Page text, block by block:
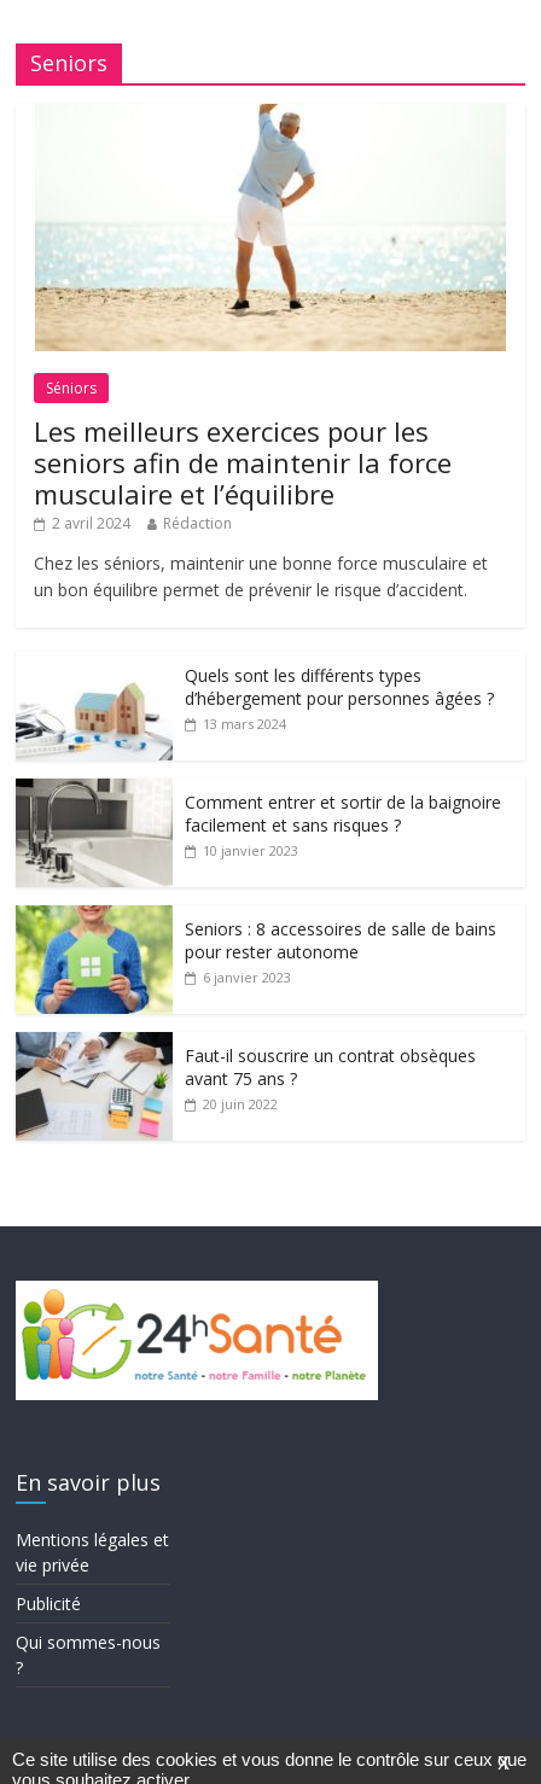
Seniors
Séniors
Les meilleurs exercices pour les
seniors afin de maintenir la force
musculaire et l’équilibre
2 avril 2024 Rédaction
Chez les séniors, maintenir une bonne force musculaire et
un bon équilibre permet de prévenir le risque d’accident.
Quels sont les différents types
d’hébergement pour personnes âgées ?
13 mars 2024
Comment entrer et sortir de la baignoire
facilement et sans risques ?
10 janvier 2023
Seniors : 8 accessoires de salle de bains
pour rester autonome
6 janvier 2023
Faut-il souscrire un contrat obsèques
avant 75 ans ?
20 juin 2022
En savoir plus
Mentions légales et
vie privée
Publicité
Qui sommes-nous
?
X
Ce site utilise des cookies et vous donne le contrôle sur ceux que
vous souhaitez activer